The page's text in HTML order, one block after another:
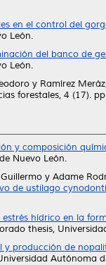
en el control del
León.
del banco de
León.
y Ramírez
forestales, 4 (17).
y composición
Nuevo León.
y Adame
de ustilago
estrés hídrico en la
thesis,
y producción de
Autónoma